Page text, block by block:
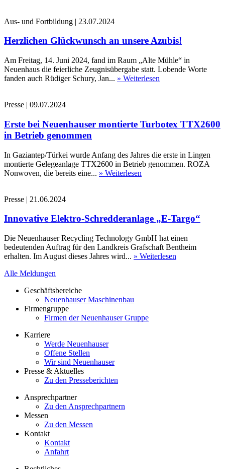
Aus- und Fortbildung | 23.07.2024
Herzlichen Glückwunsch an unsere Azubis!
Am Freitag, 14. Juni 2024, fand im Raum „Alte Mühle“ in
Neuenhaus die feierliche Zeugnisübergabe statt. Lobende Worte
fanden auch Rüdiger Schury, Jan... » Weiterlesen
Presse | 09.07.2024
Erste bei Neuenhauser montierte Turbotex TTX2600
in Betrieb genommen
In Gaziantep/Türkei wurde Anfang des Jahres die erste in Lingen
montierte Gelegeanlage TTX2600 in Betrieb genommen. ROZA
Nonwoven, die bereits eine... » Weiterlesen
Presse | 21.06.2024
Innovative Elektro-Schredderanlage „E-Targo“
Die Neuenhauser Recycling Technology GmbH hat einen
bedeutenden Auftrag für den Landkreis Grafschaft Bentheim
erhalten. Im August dieses Jahres wird... » Weiterlesen
Alle Meldungen
Geschäftsbereiche
Neuenhauser Maschinenbau
Firmengruppe
Firmen der Neuenhauser Gruppe
Karriere
Werde Neuenhauser
Offene Stellen
Wir sind Neuenhauser
Presse & Aktuelles
Zu den Presseberichten
Ansprechpartner
Zu den Ansprechpartnern
Messen
Zu den Messen
Kontakt
Kontakt
Anfahrt